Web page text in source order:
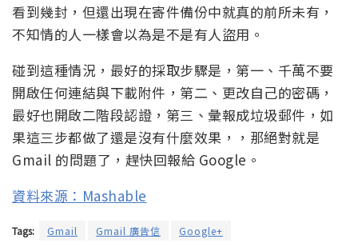
看到幾封，但還出現在寄件備份中就真的前所未有，
不知情的人一樣會以為是不是有人盜用。
碰到這種情況，最好的採取步驟是，第一、千萬不要
開啟任何連結與下載附件，第二、更改自己的密碼，
最好也開啟二階段認證，第三、彙報成垃圾郵件，如
果這三步都做了還是沒有什麼效果，，那絕對就是
Gmail 的問題了，趕快回報給 Google。
資料來源：Mashable
Tags: Gmail Gmail 廣告信 Google+